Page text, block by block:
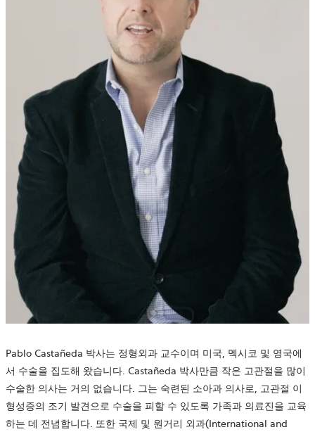
Pablo Castañeda 박사는 정형외과 교수이며 미국, 멕시코 및 영국에
서 수술을 집도해 왔습니다. Castañeda 박사만큼 작은 고관절을 많이
수술한 의사는 거의 없습니다. 그는 숙련된 소아과 의사로, 고관절 이
형성증의 조기 발견으로 수술을 피할 수 있도록 가족과 의료진을 교육
하는 데 전념합니다. 또한 국제 및 원거리 외과(International and